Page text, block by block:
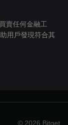
賣任何金融工
用戶發現符合其
© 2026 Bitget